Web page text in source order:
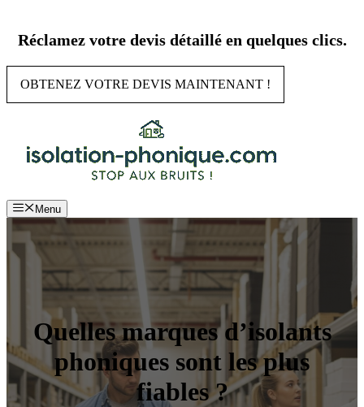
contenu
Réclamez votre devis détaillé en quelques clics.
OBTENEZ VOTRE DEVIS MAINTENANT !
Menu
Quelles marques d’isolants
phoniques sont les plus
fiables ?